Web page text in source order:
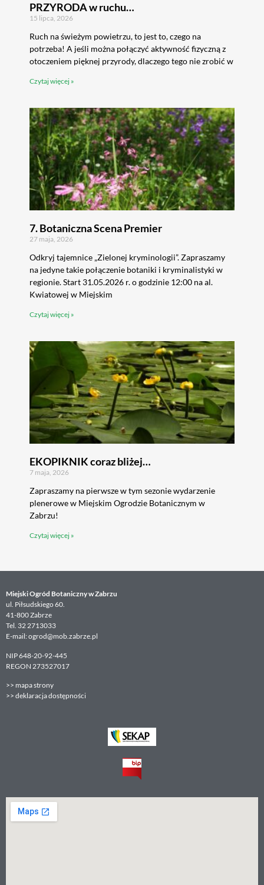
PRZYRODA w ruchu…
15 lipca, 2026
Ruch na świeżym powietrzu, to jest to, czego na
potrzeba! A jeśli można połączyć aktywność fizyczną z
otoczeniem pięknej przyrody, dlaczego tego nie zrobić w
Czytaj więcej »
7. Botaniczna Scena Premier
27 maja, 2026
Odkryj tajemnice „Zielonej kryminologii”. Zapraszamy
na jedyne takie połączenie botaniki i kryminalistyki w
regionie. Start 31.05.2026 r. o godzinie 12:00 na al.
Kwiatowej w Miejskim
Czytaj więcej »
EKOPIKNIK coraz bliżej…
7 maja, 2026
Zapraszamy na pierwsze w tym sezonie wydarzenie
plenerowe w Miejskim Ogrodzie Botanicznym w
Zabrzu!
Czytaj więcej »
Miejski Ogród Botaniczny w Zabrzu
ul. Piłsudskiego 60.
41-800 Zabrze
Tel. 32 2713033
E-mail: ogrod@mob.zabrze.pl
NIP 648-20-92-445
REGON 273527017
>> mapa strony
>> deklaracja dostępności